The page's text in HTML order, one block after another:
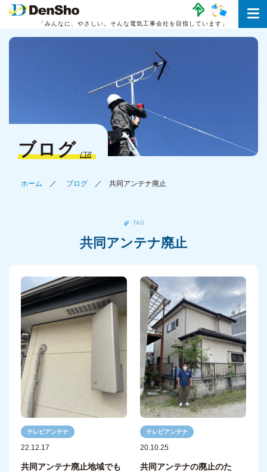
「みんなに、やさしい。 そんな電気工事会社を目指しています」
ブログ
ホーム ブログ 共同アンテナ廃止
TAG
共同アンテナ廃止
テレビアンテナ
22.12.17
共同アンテナ廃止地域でも
テレビアンテナ
20.10.25
共同アンテナの廃止のた